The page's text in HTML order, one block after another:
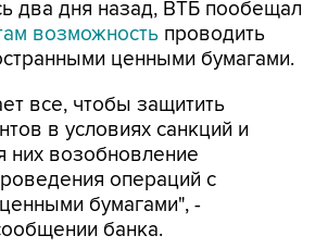
ценными бумагами.
все, чтобы защитить
них возобновление
операций с
бумагами", -
банка.
Мои инвестиции"